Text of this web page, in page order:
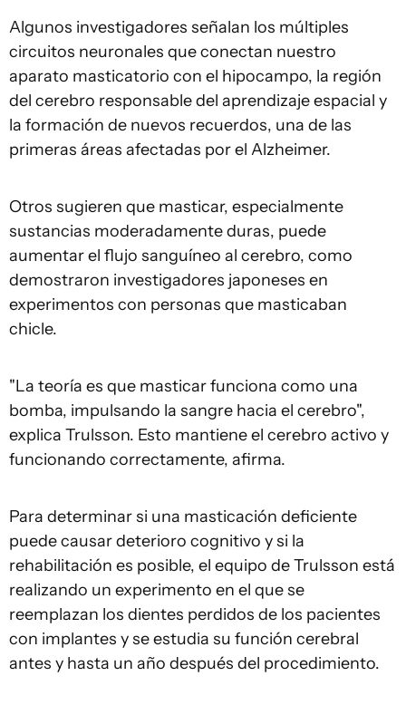
Algunos investigadores señalan los múltiples
circuitos neuronales que conectan nuestro
aparato masticatorio con el hipocampo, la región
del cerebro responsable del aprendizaje espacial y
la formación de nuevos recuerdos, una de las
primeras áreas afectadas por el Alzheimer.
Otros sugieren que masticar, especialmente
sustancias moderadamente duras, puede
aumentar el flujo sanguíneo al cerebro, como
demostraron investigadores japoneses en
experimentos con personas que masticaban
chicle.
"La teoría es que masticar funciona como una
bomba, impulsando la sangre hacia el cerebro",
explica Trulsson. Esto mantiene el cerebro activo y
funcionando correctamente, afirma.
Para determinar si una masticación deficiente
puede causar deterioro cognitivo y si la
rehabilitación es posible, el equipo de Trulsson está
realizando un experimento en el que se
reemplazan los dientes perdidos de los pacientes
con implantes y se estudia su función cerebral
antes y hasta un año después del procedimiento.